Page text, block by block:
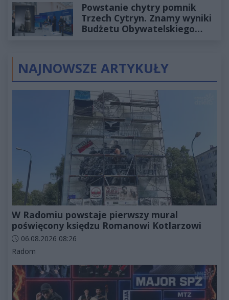
Powstanie chytry pomnik
Trzech Cytryn. Znamy wyniki
Budżetu Obywatelskiego
NAJNOWSZE ARTYKUŁY
W Radomiu powstaje pierwszy mural
poświęcony księdzu Romanowi Kotlarzowi
Data dodania artykułu:
06.08.2026 08:26
Kategorie artykułu:
Radom